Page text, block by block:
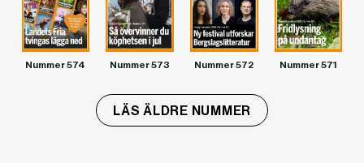
Nummer 574 Nummer 573 Nummer 572 Nummer 571
LÄS ÄLDRE NUMMER